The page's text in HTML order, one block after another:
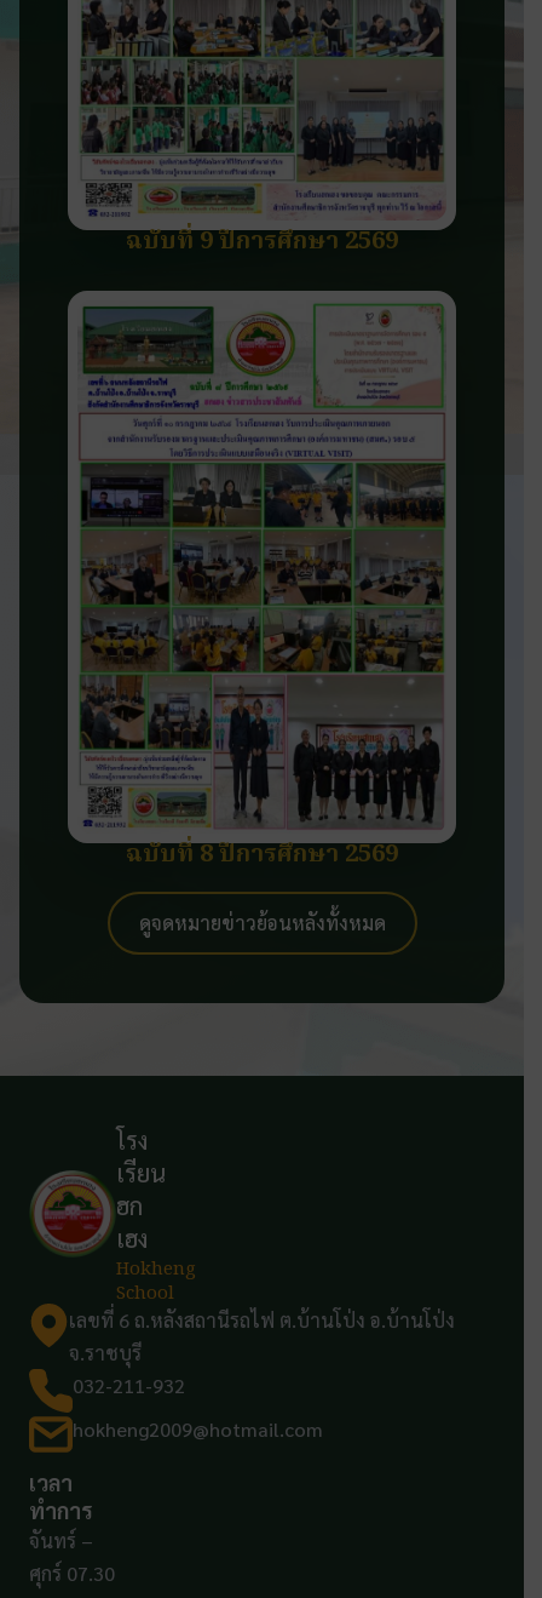
ฉบับที่ 9 ปีการศึกษา 2569
ฉบับที่ 8 ปีการศึกษา 2569
ดูจดหมายข่าวย้อนหลังทั้งหมด
โรง
เรียน
ฮก
เฮง
Hokheng
School
เลขที่ 6 ถ.หลังสถานีรถไฟ ต.บ้านโป่ง อ.บ้านโป่ง
จ.ราชบุรี
032-211-932
hokheng2009@hotmail.com
เวลา
ทำการ
จันทร์ –
ศุกร์ 07.30